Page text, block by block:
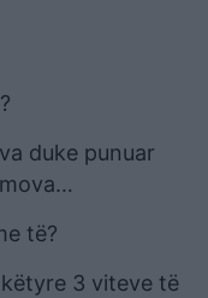
duke punuar
të?
3 viteve të